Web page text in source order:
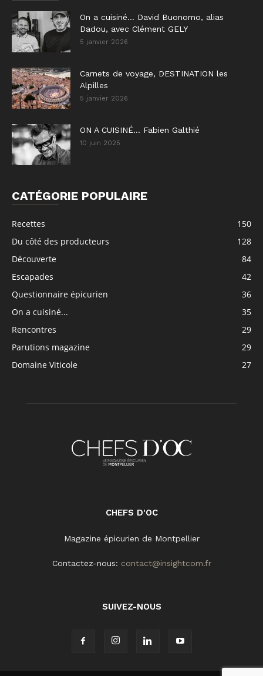
On a cuisiné… David Buonomo, alias
Dadou, avec Clément GELY
5 janvier 2026
Carnets de voyage, DESTINATION les
Alpilles
5 janvier 2026
ON A CUISINÉ… Fabien Galthié
10 juin 2025
CATÉGORIE POPULAIRE
Recettes
150
Du côté des producteurs
128
Découverte
84
Escapades
42
Questionnaire épicurien
36
On a cuisiné...
35
Rencontres
29
Parutions magazine
29
Domaine Viticole
27
CHEFS D'OC
Magazine épicurien de Montpellier
Contactez-nous: contact@insightcom.fr
SUIVEZ-NOUS